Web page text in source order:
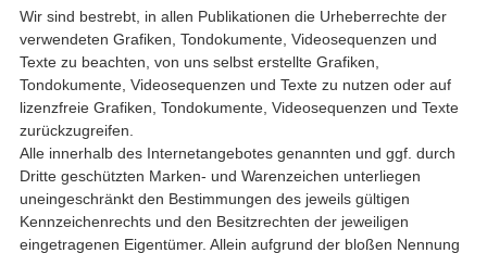
Wir sind bestrebt, in allen Publikationen die Urheberrechte der
verwendeten Grafiken, Tondokumente, Videosequenzen und
Texte zu beachten, von uns selbst erstellte Grafiken,
Tondokumente, Videosequenzen und Texte zu nutzen oder auf
lizenzfreie Grafiken, Tondokumente, Videosequenzen und Texte
zurückzugreifen.
Alle innerhalb des Internetangebotes genannten und ggf. durch
Dritte geschützten Marken- und Warenzeichen unterliegen
uneingeschränkt den Bestimmungen des jeweils gültigen
Kennzeichenrechts und den Besitzrechten der jeweiligen
eingetragenen Eigentümer. Allein aufgrund der bloßen Nennung